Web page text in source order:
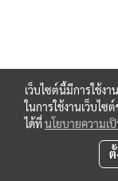
เว็บไซต์นี้มีการใช้ง
ในการใช้งานเว็บไซ
ได้ที่นโยบายความเ
ตั้